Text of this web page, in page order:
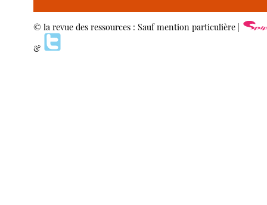
© la revue des ressources : Sauf mention particulière |
&